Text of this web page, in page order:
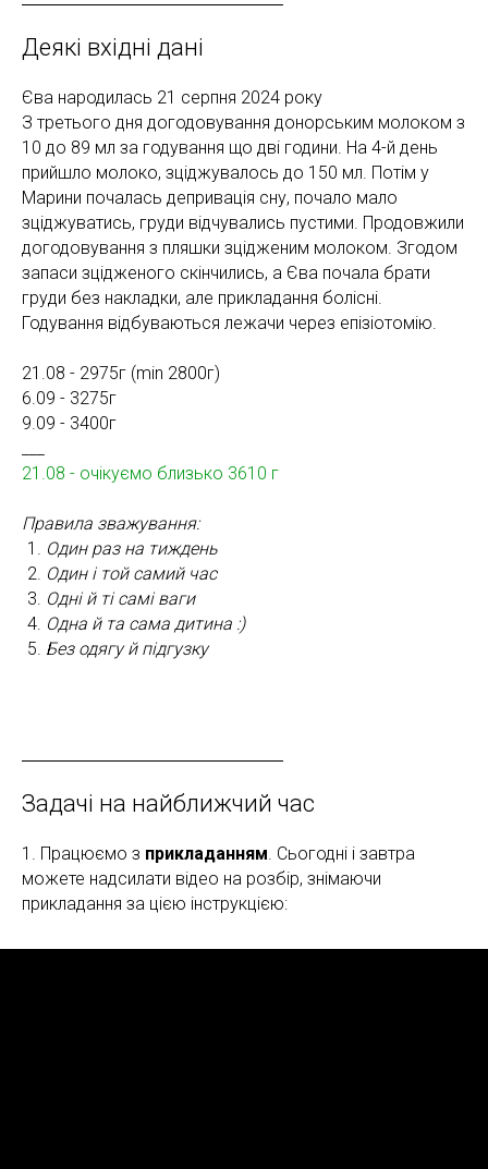
Деякі вхідні дані
Єва народилась 21 серпня 2024 року
З третього дня догодовування донорським молоком з
10 до 89 мл за годування що дві години. На 4-й день
прийшло молоко, зціджувалось до 150 мл. Потім у
Марини почалась депривація сну, почало мало
зціджуватись, груди відчувались пустими. Продовжили
догодовування з пляшки зцідженим молоком. Згодом
запаси зцідженого скінчились, а Єва почала брати
груди без накладки, але прикладання болісні.
Годування відбуваються лежачи через епізіотомію.
21.08 - 2975г (min 2800г)
6.09 - 3275г
9.09 - 3400г
21.08 - очікуємо близько 3610 г
Правила зважування:
Один раз на тиждень
Один і той самий час
Одні й ті самі ваги
Одна й та сама дитина :)
Без одягу й підгузку
Задачі на найближчий час
1. Працюємо з прикладанням. Сьогодні і завтра
можете надсилати відео на розбір, знімаючи
прикладання за цією інструкцією: